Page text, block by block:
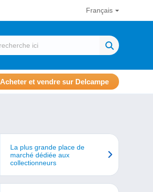
Français
Acheter et vendre sur Delcampe
La plus grande place de
marché dédiée aux
collectionneurs